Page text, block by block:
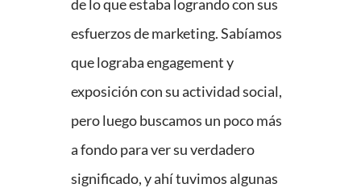
de lo que estaba logrando con sus
esfuerzos de marketing. Sabíamos
que lograba engagement y
exposición con su actividad social,
pero luego buscamos un poco más
a fondo para ver su verdadero
significado, y ahí tuvimos algunas